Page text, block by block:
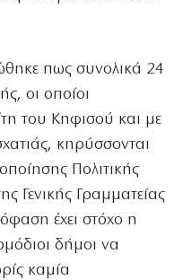
πως συνολικά 24
οι οποίοι
του Κηφισού και με
κηρύσσονται
Πολιτικής
Γενικής Γραμματείας
έχει στόχο η
δήμοι να
καμία